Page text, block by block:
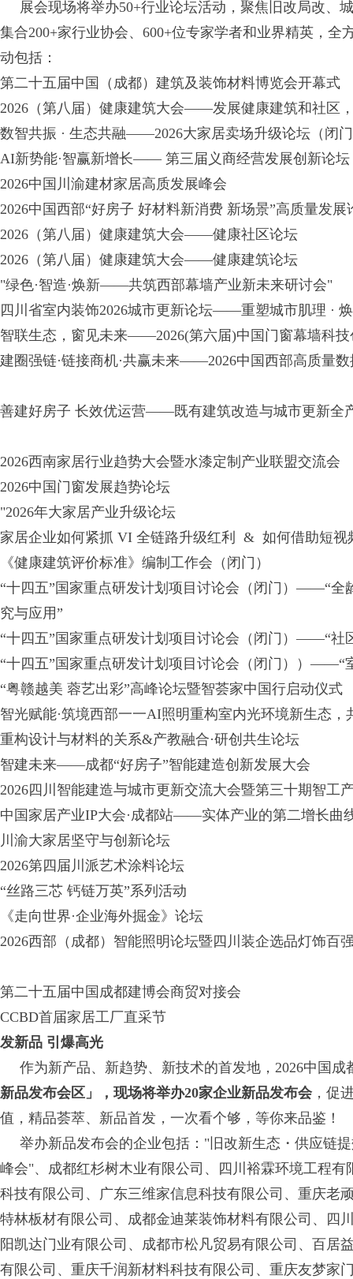
展会现场将举办50+行业论坛活动，聚焦旧改局改、
集合200+家行业协会、600+位专家学者和业界精英，
动包括：
第二十五届中国（成都）建筑及装饰材料博览会开幕式
2026（第八届）健康建筑大会——发展健康建筑和社区
数智共振 · 生态共融——2026大家居卖场升级论坛（闭
AI新势能·智赢新增长—— 第三届义商经营发展创新论坛
2026中国川渝建材家居高质发展峰会
2026中国西部“好房子 好材料新消费 新场景”高质量发展
2026（第八届）健康建筑大会——健康社区论坛
2026（第八届）健康建筑大会——健康建筑论坛
"绿色·智造·焕新——共筑西部幕墙产业新未来研讨会"
四川省室内装饰2026城市更新论坛——重塑城市肌理 ·
智联生态，窗见未来——2026(第六届)中国门窗幕墙科
建圈强链·链接商机·共赢未来——2026中国西部高质量
善建好房子 长效优运营——既有建筑改造与城市更新全
2026西南家居行业趋势大会暨水漆定制产业联盟交流会
2026中国门窗发展趋势论坛
"2026年大家居产业升级论坛
家居企业如何紧抓 VI 全链路升级红利 & 如何借助短视
《健康建筑评价标准》编制工作会（闭门）
“十四五”国家重点研发计划项目讨论会（闭门）——“全
究与应用”
“十四五”国家重点研发计划项目讨论会（闭门）——“社
“十四五”国家重点研发计划项目讨论会（闭门））——“
“粤赣越美 蓉艺出彩”高峰论坛暨智荟家中国行启动仪式
智光赋能·筑境西部一一AI照明重构室内光环境新生态
重构设计与材料的关系&产教融合·研创共生论坛
智建未来——成都“好房子”智能建
2026四川智能建造与城市更新交流大会暨第三十期智工
中国家居产业IP大会·成都站——实体产业的第二增长曲
川渝大家居坚守与创新论坛
2026第四届川派艺术涂料论坛
“丝路三芯 钙链万英”系列活动
《走向世界·企业海外掘金》论坛
2026西部（成都）智能照明论坛暨四川装企选品灯饰百
第二十五届中国成都建博会商贸对接会
CCBD首届家居工厂直采节
发新品 引爆高光
作为新产品、新趋势、新技术的首发地，2026中国成
新品发布会区」，现场将举办20家企业新品发布会，促
值，精品荟萃、新品首发，一次看个够，等你来品鉴！
举办新品发布会的企业包括："旧改新生态・供应链
峰会"、成都红杉树木业有限公司、四川裕霖环境工程
科技有限公司、广东三维家信息科技有限公司、重庆老
特林板材有限公司、成都金迪莱装饰材料有限公司、四
阳凯达门业有限公司、成都市松凡贸易有限公司、百居
有限公司、重庆千润新材料科技有限公司、重庆友梦家